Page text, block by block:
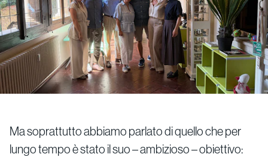
Ma soprattutto abbiamo parlato di quello che per
lungo tempo è stato il suo – ambizioso – obiettivo: